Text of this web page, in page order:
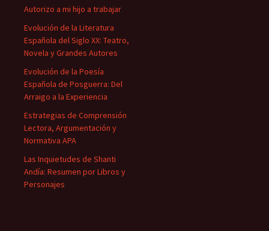
Autorizo a mi hijo a trabajar
Evolución de la Literatura
Española del Siglo XX: Teatro,
Novela y Grandes Autores
Evolución de la Poesía
Española de Posguerra: Del
Arraigo a la Experiencia
Estrategias de Comprensión
Lectora, Argumentación y
Normativa APA
Las Inquietudes de Shanti
Andía: Resumen por Libros y
Personajes